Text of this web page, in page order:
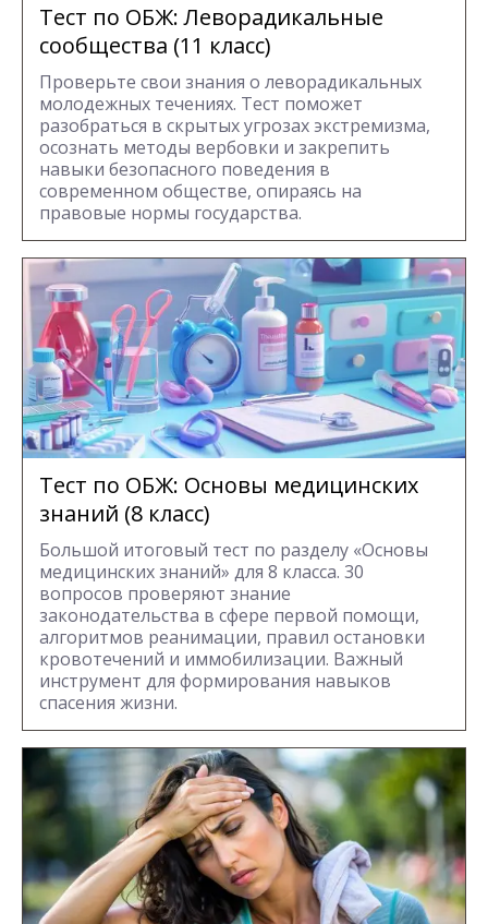
Тест по ОБЖ: Леворадикальные
сообщества (11 класс)
Проверьте свои знания о леворадикальных
молодежных течениях. Тест поможет
разобраться в скрытых угрозах экстремизма,
осознать методы вербовки и закрепить
навыки безопасного поведения в
современном обществе, опираясь на
правовые нормы государства.
Тест по ОБЖ: Основы медицинских
знаний (8 класс)
Большой итоговый тест по разделу «Основы
медицинских знаний» для 8 класса. 30
вопросов проверяют знание
законодательства в сфере первой помощи,
алгоритмов реанимации, правил остановки
кровотечений и иммобилизации. Важный
инструмент для формирования навыков
спасения жизни.